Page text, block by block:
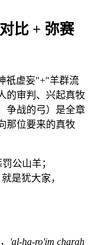
比 + 弥赛
祇虚妄"+"羊群流
的审判、兴起真牧
争战的弓）是全章
那位要来的真牧
公山羊；
是犹大家，
， 'al-ha-ro'im charah